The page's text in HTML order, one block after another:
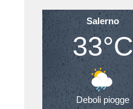
Salerno
33°C
Deboli piogge